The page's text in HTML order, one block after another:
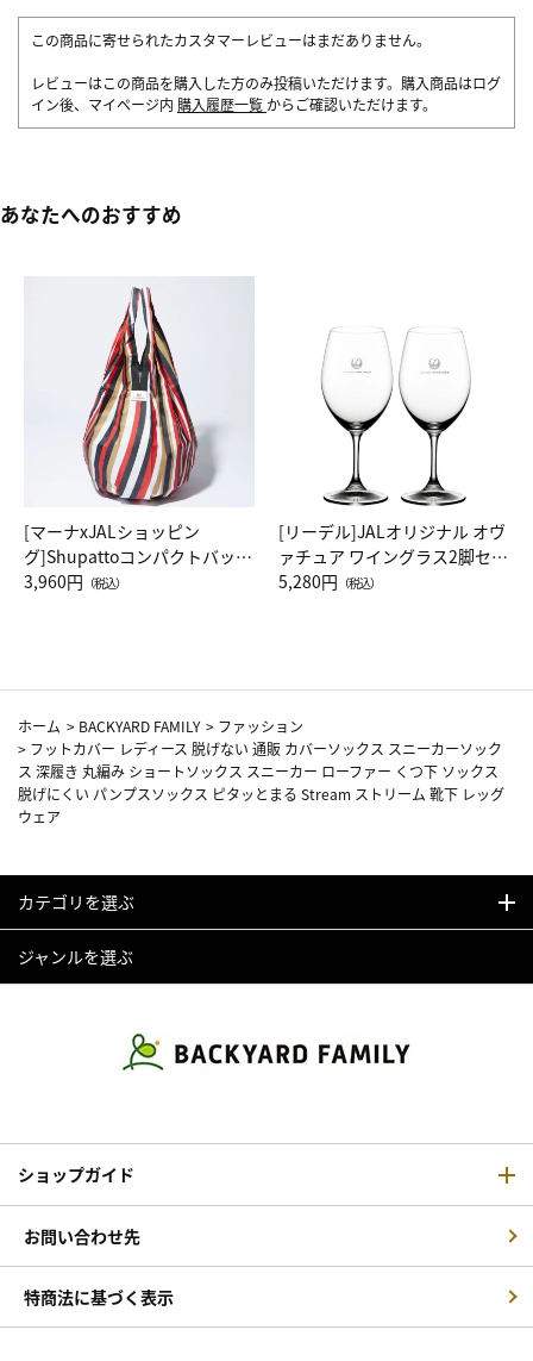
この商品に寄せられたカスタマーレビューはまだありません。
レビューはこの商品を購入した方のみ投稿いただけます。購入商品はログ
イン後、マイページ内 購入履歴一覧 からご確認いただけます。
あなたへのおすすめ
[マーナxJALショッピン
グ]Shupattoコンパクトバッグ
Drop JAL客室乗務員（LC）ス
3,960円 （税込）
[リーデル]JALオリジナル オヴ
ァチュア ワイングラス2脚セッ
ト（レッドワイン）
5,280円 （税込）
ホーム > BACKYARD FAMILY > ファッション
> フットカバー レディース 脱げない 通販 カバーソックス スニーカーソック
ス 深履き 丸編み ショートソックス スニーカー ローファー くつ下 ソックス
脱げにくい パンプスソックス ピタッとまる Stream ストリーム 靴下 レッグ
ウェア
カテゴリを選ぶ
ジャンルを選ぶ
ショップガイド
お問い合わせ先
特商法に基づく表示